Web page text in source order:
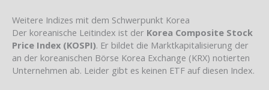
Weitere Indizes mit dem Schwerpunkt Korea
Der koreanische Leitindex ist der Korea Composite Stock
Price Index (KOSPI). Er bildet die Marktkapitalisierung der
an der koreanischen Börse Korea Exchange (KRX) notierten
Unternehmen ab. Leider gibt es keinen ETF auf diesen Index.